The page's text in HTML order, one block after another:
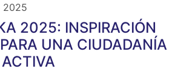
2025
2025: INSPIRACIÓN
UNA CIUDADANÍA